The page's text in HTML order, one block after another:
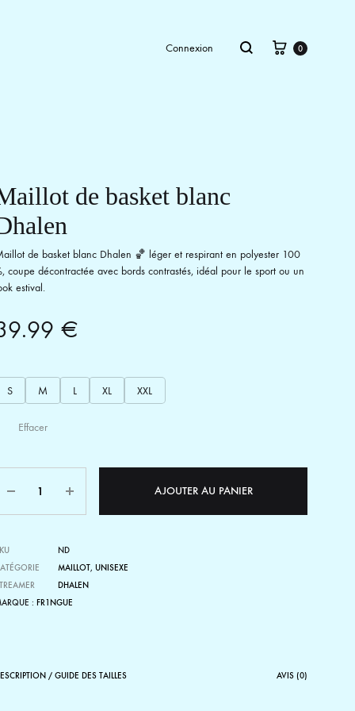
Connexion RecherchePanier
0
de basket blanc
de basket blanc Dhalen 🏀 léger et respirant en polyester 100
coupe décontractée avec bords contrastés, idéal pour le sport ou un
estival.
€
S M L XL XXL
Effacer
AJOUTER AU PANIER
ND
MAILLOT,UNISEXE
DHALEN
:FR1NGUE
/ GUIDE DES TAILLES AVIS (0)